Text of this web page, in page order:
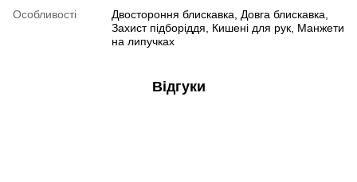
Особливості
Двостороння блискавка, Довга блискавка,
Захист підборіддя, Кишені для рук, Манжети
на липучках
Відгуки